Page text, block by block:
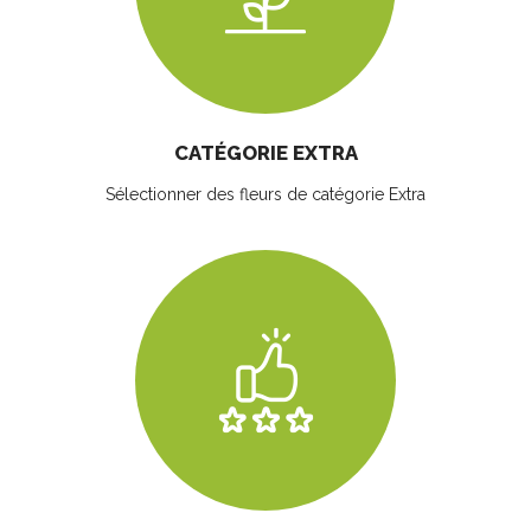
CATÉGORIE EXTRA
Sélectionner des fleurs de catégorie Extra